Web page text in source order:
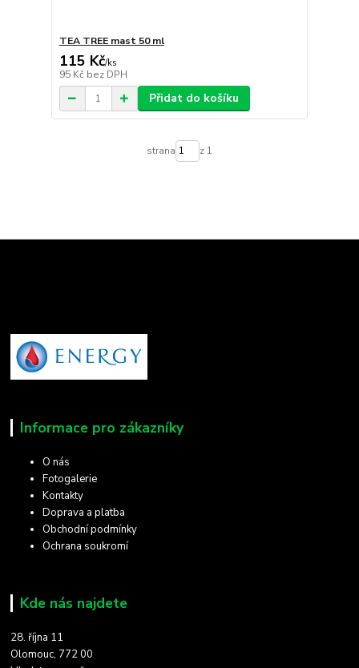
TEA TREE mast 50 ml
115 Kč/ks
95 Kč bez DPH
Přidat do košíku
strana z 1
Informace pro zákazníky
O nás
Fotogalerie
Kontakty
Doprava a platba
Obchodní podmínky
Ochrana soukromí
Kde nás najdete
28. října 11
Olomouc, 772 00